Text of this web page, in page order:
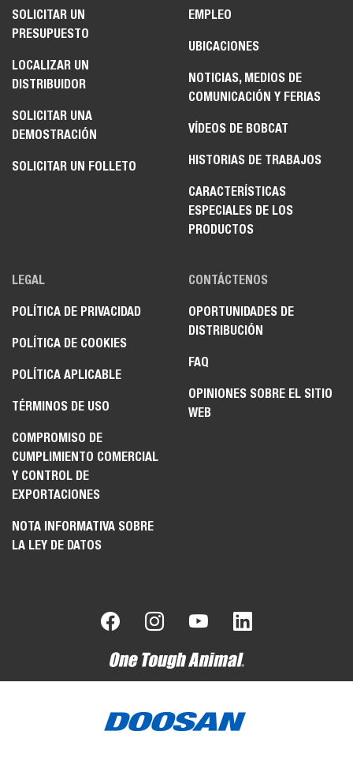
SOLICITAR UN
PRESUPUESTO
LOCALIZAR UN
DISTRIBUIDOR
SOLICITAR UNA
DEMOSTRACIÓN
SOLICITAR UN FOLLETO
EMPLEO
UBICACIONES
NOTICIAS, MEDIOS DE
COMUNICACIÓN Y FERIAS
VÍDEOS DE BOBCAT
HISTORIAS DE TRABAJOS
CARACTERÍSTICAS
ESPECIALES DE LOS
PRODUCTOS
LEGAL
POLÍTICA DE PRIVACIDAD
POLÍTICA DE COOKIES
POLÍTICA APLICABLE
TÉRMINOS DE USO
COMPROMISO DE
CUMPLIMIENTO COMERCIAL
Y CONTROL DE
EXPORTACIONES
NOTA INFORMATIVA SOBRE
LA LEY DE DATOS
CONTÁCTENOS
OPORTUNIDADES DE
DISTRIBUCIÓN
FAQ
OPINIONES SOBRE EL SITIO
WEB